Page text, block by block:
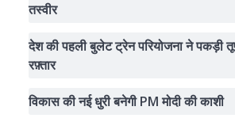
तस्वीर
देश की पहली बुलेट ट्रेन परियोजना ने पकड़ी
रफ़्तार
विकास की नई धुरी बनेगी PM मोदी की काशी